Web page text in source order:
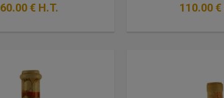
60.00€ H.T. 110.00€